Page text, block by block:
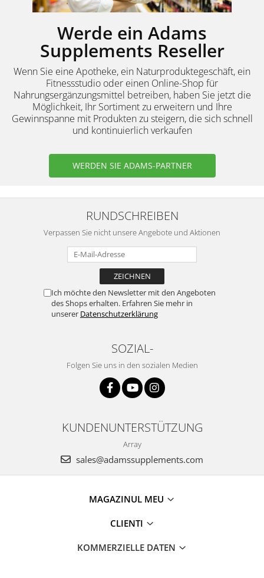
Werde ein Adams
Supplements Reseller
Wenn Sie eine Apotheke, ein Naturproduktegeschäft, ein
Fitnessstudio oder einen Online-Shop für
Nahrungsergänzungsmittel betreiben, haben Sie jetzt die
Möglichkeit, Ihr Sortiment zu erweitern und Ihre
Gewinnspanne mit Produkten zu steigern, die sich schnell
und kontinuierlich verkaufen
WERDEN SIE ADAMS-PARTNER
RUNDSCHREIBEN
Verpassen Sie nicht unsere Angebote und Aktionen
Ich möchte den Newsletter mit den Angeboten
des Shops erhalten. Erfahren Sie mehr in
unserer Datenschutzerklärung
SOZIAL-
Folgen Sie uns in den sozialen Medien
KUNDENUNTERSTÜTZUNG
Array
sales@adamssupplements.com
MAGAZINUL MEU
CLIENTI
KOMMERZIELLE DATEN